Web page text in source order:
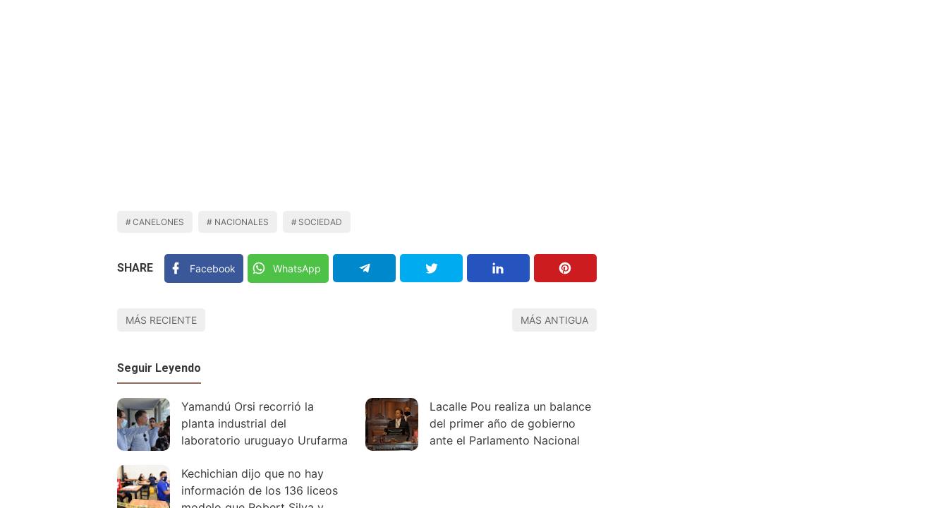
CANELONES NACIONALES SOCIEDAD
SHARE Facebook WhatsApp
MÁS RECIENTE MÁS ANTIGUA
Seguir Leyendo
Yamandú Orsi recorrió la
planta industrial del
laboratorio uruguayo Urufarma
Lacalle Pou realiza un balance
del primer año de gobierno
ante el Parlamento Nacional
Kechichian dijo que no hay
información de los 136 liceos